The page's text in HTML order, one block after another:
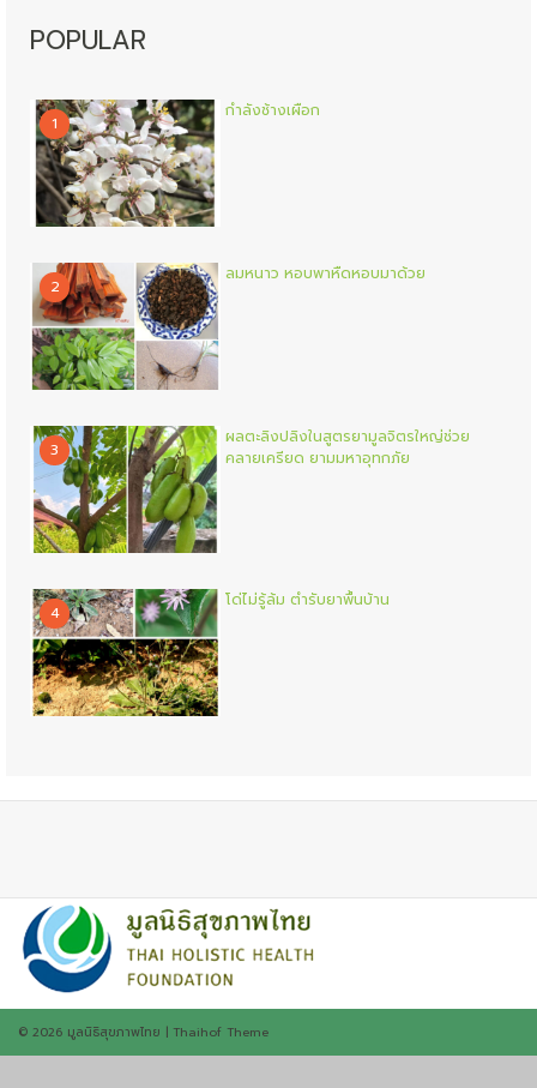
POPULAR
1
กำลังช้างเผือก
2
ลมหนาว หอบพาหืดหอบมาด้วย
3
ผลตะลิงปลิงในสูตรยามูลจิตรใหญ่ช่วย
คลายเครียด ยามมหาอุทกภัย
4
โด่ไม่รู้ล้ม ตำรับยาพื้นบ้าน
© 2026 มูลนิธิสุขภาพไทย | Thaihof Theme